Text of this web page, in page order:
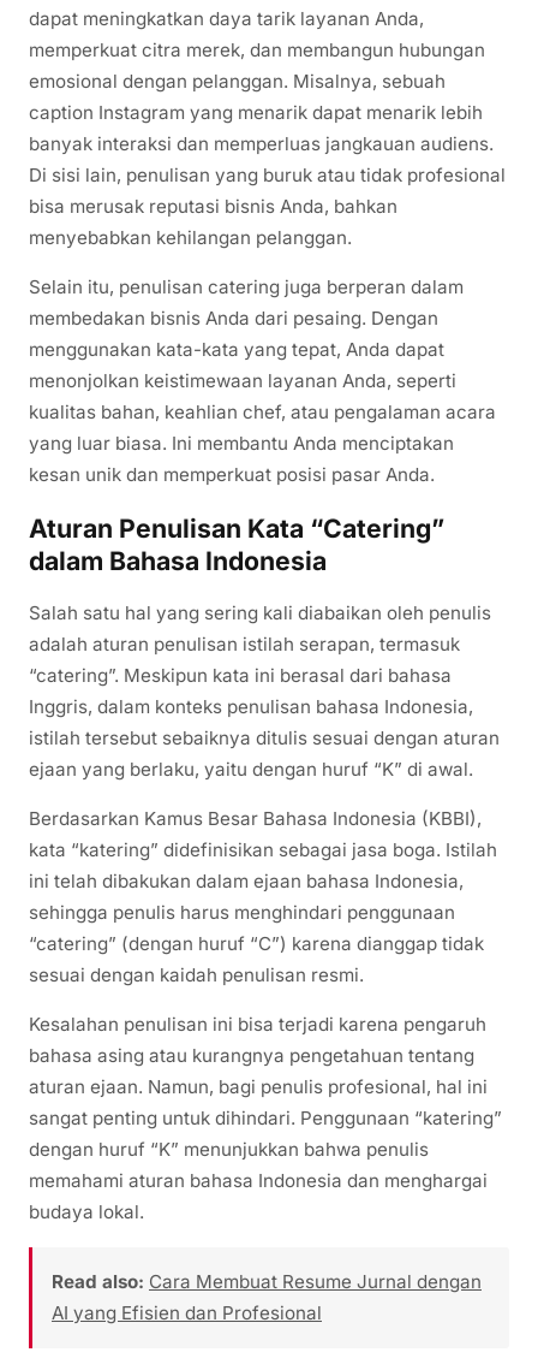
dapat meningkatkan daya tarik layanan Anda,
memperkuat citra merek, dan membangun hubungan
emosional dengan pelanggan. Misalnya, sebuah
caption Instagram yang menarik dapat menarik lebih
banyak interaksi dan memperluas jangkauan audiens.
Di sisi lain, penulisan yang buruk atau tidak profesional
bisa merusak reputasi bisnis Anda, bahkan
menyebabkan kehilangan pelanggan.
Selain itu, penulisan catering juga berperan dalam
membedakan bisnis Anda dari pesaing. Dengan
menggunakan kata-kata yang tepat, Anda dapat
menonjolkan keistimewaan layanan Anda, seperti
kualitas bahan, keahlian chef, atau pengalaman acara
yang luar biasa. Ini membantu Anda menciptakan
kesan unik dan memperkuat posisi pasar Anda.
Aturan Penulisan Kata “Catering”
dalam Bahasa Indonesia
Salah satu hal yang sering kali diabaikan oleh penulis
adalah aturan penulisan istilah serapan, termasuk
“catering”. Meskipun kata ini berasal dari bahasa
Inggris, dalam konteks penulisan bahasa Indonesia,
istilah tersebut sebaiknya ditulis sesuai dengan aturan
ejaan yang berlaku, yaitu dengan huruf “K” di awal.
Berdasarkan Kamus Besar Bahasa Indonesia (KBBI),
kata “katering” didefinisikan sebagai jasa boga. Istilah
ini telah dibakukan dalam ejaan bahasa Indonesia,
sehingga penulis harus menghindari penggunaan
“catering” (dengan huruf “C”) karena dianggap tidak
sesuai dengan kaidah penulisan resmi.
Kesalahan penulisan ini bisa terjadi karena pengaruh
bahasa asing atau kurangnya pengetahuan tentang
aturan ejaan. Namun, bagi penulis profesional, hal ini
sangat penting untuk dihindari. Penggunaan “katering”
dengan huruf “K” menunjukkan bahwa penulis
memahami aturan bahasa Indonesia dan menghargai
budaya lokal.
Read also: Cara Membuat Resume Jurnal dengan
AI yang Efisien dan Profesional